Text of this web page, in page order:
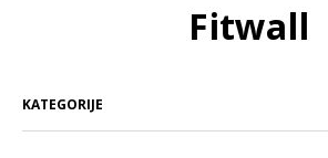
Fitwall
KATEGORIJE